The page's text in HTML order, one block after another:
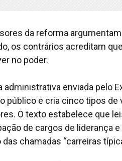
da reforma
os contrários acreditam
no poder.
administrativa enviada pelo
público e cria cinco tipos
O texto estabelece que
de cargos de liderança
chamadas “carreiras